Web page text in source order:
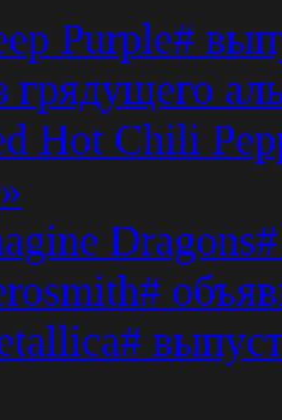
Purple#
грядущего
Hot Chili